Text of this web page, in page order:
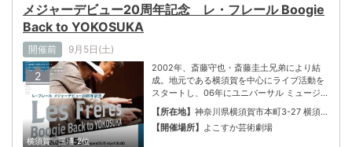
メジャーデビュー20周年記念 レ・フレール Boogie
Back to YOKOSUKA
開催前 9月5日(土)
2
横須賀・三浦 2位
2002年、斎藤守也・斎藤圭土兄弟により結
成。地元である横須賀を中心にライブ活動を
スタートし、06年にユニバーサル ミュージッ
クよりメジャーデビュー。以来20年、唯一無
二の1台4手連弾「キャトルマン・スタイル」
で国内外を驚きと興奮、熱狂に巻き込んでき
【所在地】 神奈川県横須賀市本町3-27 横須賀
芸術劇場
【開催場所】 よこすか芸術劇場